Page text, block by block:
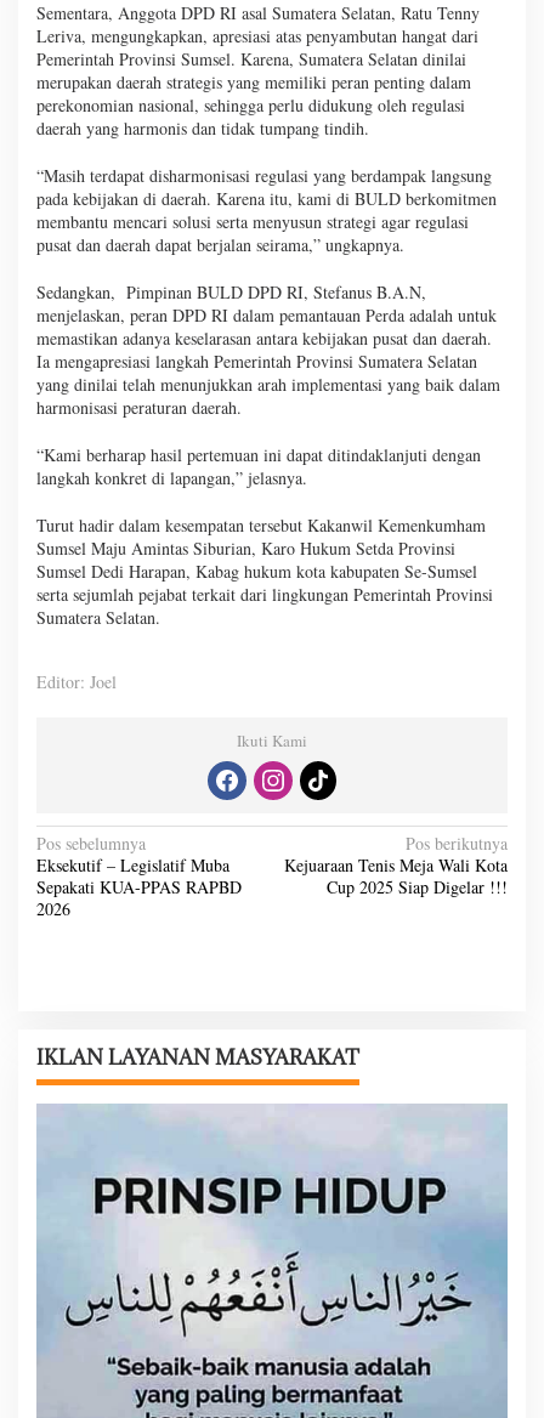
Sementara, Anggota DPD RI asal Sumatera Selatan, Ratu Tenny
Leriva, mengungkapkan, apresiasi atas penyambutan hangat dari
Pemerintah Provinsi Sumsel. Karena, Sumatera Selatan dinilai
merupakan daerah strategis yang memiliki peran penting dalam
perekonomian nasional, sehingga perlu didukung oleh regulasi
daerah yang harmonis dan tidak tumpang tindih.
“Masih terdapat disharmonisasi regulasi yang berdampak langsung
pada kebijakan di daerah. Karena itu, kami di BULD berkomitmen
membantu mencari solusi serta menyusun strategi agar regulasi
pusat dan daerah dapat berjalan seirama,” ungkapnya.
Sedangkan, Pimpinan BULD DPD RI, Stefanus B.A.N,
menjelaskan, peran DPD RI dalam pemantauan Perda adalah untuk
memastikan adanya keselarasan antara kebijakan pusat dan daerah.
Ia mengapresiasi langkah Pemerintah Provinsi Sumatera Selatan
yang dinilai telah menunjukkan arah implementasi yang baik dalam
harmonisasi peraturan daerah.
“Kami berharap hasil pertemuan ini dapat ditindaklanjuti dengan
langkah konkret di lapangan,” jelasnya.
Turut hadir dalam kesempatan tersebut Kakanwil Kemenkumham
Sumsel Maju Amintas Siburian, Karo Hukum Setda Provinsi
Sumsel Dedi Harapan, Kabag hukum kota kabupaten Se-Sumsel
serta sejumlah pejabat terkait dari lingkungan Pemerintah Provinsi
Sumatera Selatan.
Editor: Joel
Ikuti Kami
N
a
v
s
i
Pos sebelumnya
Eksekutif – Legislatif Muba
Sepakati KUA-PPAS RAPBD
2026
Pos berikutnya
Kejuaraan Tenis Meja Wali Kota
Cup 2025 Siap Digelar !!!
IKLAN LAYANAN MASYARAKAT